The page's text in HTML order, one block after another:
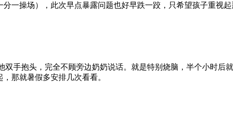
一操场），此次早点暴露问题也好早跌一跤，只希望孩子重视起
手抱头，完全不顾旁边奶奶说话。就是特别烧脑，半个小时后
那就暑假多安排几次看看。